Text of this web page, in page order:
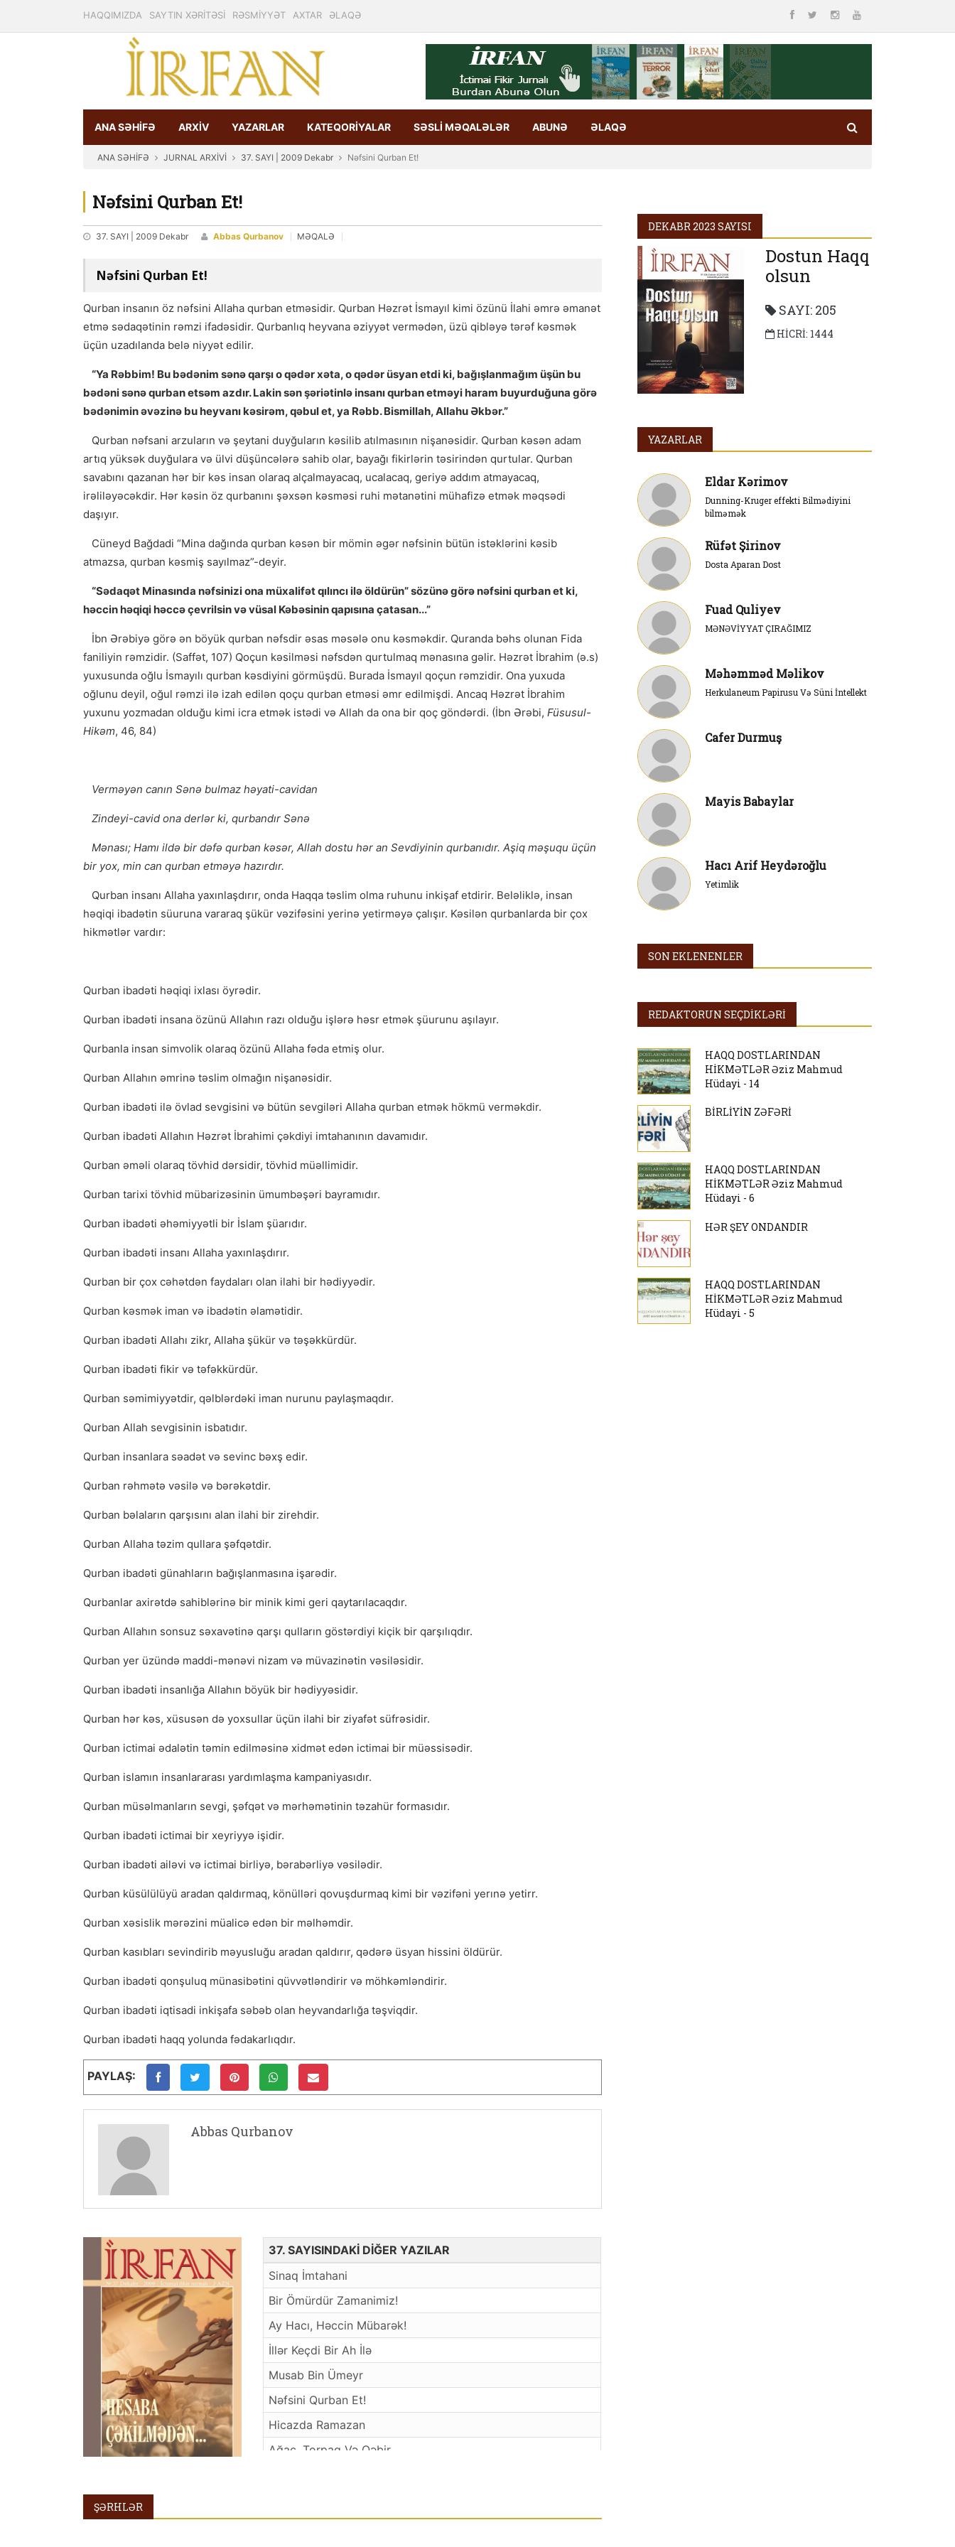
HAQQIMIZDA SAYTIN XƏRİTƏSİ RƏSMİYYƏT AXTAR ƏLAQƏ
ANA SƏHİFƏ ARXİV YAZARLAR KATEQORİYALAR SƏSLİ MƏQALƏLƏR ABUNƏ ƏLAQƏ
ANA SƏHİFƏ JURNAL ARXİVİ 37. SAYI | 2009 Dekabr Nəfsini Qurban Et!
Nəfsini Qurban Et!
37. SAYI | 2009 Dekabr Abbas Qurbanov MƏQALƏ
Nəfsini Qurban Et!
Qurban insanın öz nəfsini Allaha qurban etməsidir. Qurban Həzrət İsmayıl kimi özünü İlahi əmrə əmanət
etmə sədaqətinin rəmzi ifadəsidir. Qurbanlıq heyvana əziyyət vermədən, üzü qibləyə tərəf kəsmək
üçün uzadılanda belə niyyət edilir.
“Ya Rəbbim! Bu bədənim sənə qarşı o qədər xəta, o qədər üsyan etdi ki, bağışlanmağım üşün bu
bədəni sənə qurban etsəm azdır. Lakin sən şəriətinlə insanı qurban etməyi haram buyurduğuna görə
bədənimin əvəzinə bu heyvanı kəsirəm, qəbul et, ya Rəbb. Bismillah, Allahu Əkbər.”
Qurban nəfsani arzuların və şeytani duyğuların kəsilib atılmasının nişanəsidir. Qurban kəsən adam
artıq yüksək duyğulara və ülvi düşüncələrə sahib olar, bayağı fikirlərin təsirindən qurtular. Qurban
savabını qazanan hər bir kəs insan olaraq alçalmayacaq, ucalacaq, geriyə addım atmayacaq,
irəliləyəcəkdir. Hər kəsin öz qurbanını şəxsən kəsməsi ruhi mətanətini mühafizə etmək məqsədi
daşıyır.
Cüneyd Bağdadi “Mina dağında qurban kəsən bir mömin əgər nəfsinin bütün istəklərini kəsib
atmazsa, qurban kəsmiş sayılmaz”-deyir.
“Sədaqət Minasında nəfsinizi ona müxalifət qılıncı ilə öldürün” sözünə görə nəfsini qurban et ki,
həccin həqiqi həccə çevrilsin və vüsal Kəbəsinin qapısına çatasan...”
İbn Ərəbiyə görə ən böyük qurban nəfsdir əsas məsələ onu kəsməkdir. Quranda bəhs olunan Fida
faniliyin rəmzidir. (Saffət, 107) Qoçun kəsilməsi nəfsdən qurtulmaq mənasına gəlir. Həzrət İbrahim (ə.s)
yuxusunda oğlu İsmayılı qurban kəsdiyini görmüşdü. Burada İsmayıl qoçun rəmzidir. Ona yuxuda
oğlunu deyil, oğul rəmzi ilə izah edilən qoçu qurban etməsi əmr edilmişdi. Ancaq Həzrət İbrahim
yuxunu yozmadan olduğu kimi icra etmək istədi və Allah da ona bir qoç göndərdi. (İbn Ərəbi, Füsusul-
Hikəm, 46, 84)
Verməyən canın Sənə bulmaz həyati-cavidan
Zindeyi-cavid ona derlər ki, qurbandır Sənə
Mənası; Hamı ildə bir dəfə qurban kəsər, Allah dostu hər an Sevdiyinin qurbanıdır. Aşiq məşuqu üçün
bir yox, min can qurban etməyə hazırdır.
Qurban insanı Allaha yaxınlaşdırır, onda Haqqa təslim olma ruhunu inkişaf etdirir. Beləliklə, insan
həqiqi ibadətin süuruna vararaq şükür vəzifəsini yerinə yetirməyə çalışır. Kəsilən qurbanlarda bir çox
hikmətlər vardır:
Qurban ibadəti həqiqi ixlası öyrədir.
Qurban ibadəti insana özünü Allahın razı olduğu işlərə həsr etmək şüurunu aşılayır.
Qurbanla insan simvolik olaraq özünü Allaha fəda etmiş olur.
Qurban Allahın əmrinə təslim olmağın nişanəsidir.
Qurban ibadəti ilə övlad sevgisini və bütün sevgiləri Allaha qurban etmək hökmü verməkdir.
Qurban ibadəti Allahın Həzrət İbrahimi çəkdiyi imtahanının davamıdır.
Qurban əməli olaraq tövhid dərsidir, tövhid müəllimidir.
Qurban tarixi tövhid mübarizəsinin ümumbəşəri bayramıdır.
Qurban ibadəti əhəmiyyətli bir İslam şüarıdır.
Qurban ibadəti insanı Allaha yaxınlaşdırır.
Qurban bir çox cəhətdən faydaları olan ilahi bir hədiyyədir.
Qurban kəsmək iman və ibadətin əlamətidir.
Qurban ibadəti Allahı zikr, Allaha şükür və təşəkkürdür.
Qurban ibadəti fikir və təfəkkürdür.
Qurban səmimiyyətdir, qəlblərdəki iman nurunu paylaşmaqdır.
Qurban Allah sevgisinin isbatıdır.
Qurban insanlara səadət və sevinc bəxş edir.
Qurban rəhmətə vəsilə və bərəkətdir.
Qurban bəlaların qarşısını alan ilahi bir zirehdir.
Qurban Allaha təzim qullara şəfqətdir.
Qurban ibadəti günahların bağışlanmasına işarədir.
Qurbanlar axirətdə sahiblərinə bir minik kimi geri qaytarılacaqdır.
Qurban Allahın sonsuz səxavətinə qarşı qulların göstərdiyi kiçik bir qarşılıqdır.
Qurban yer üzündə maddi-mənəvi nizam və müvazinətin vəsiləsidir.
Qurban ibadəti insanlığa Allahın böyük bir hədiyyəsidir.
Qurban hər kəs, xüsusən də yoxsullar üçün ilahi bir ziyafət süfrəsidir.
Qurban ictimai ədalətin təmin edilməsinə xidmət edən ictimai bir müəssisədir.
Qurban islamın insanlararası yardımlaşma kampaniyasıdır.
Qurban müsəlmanların sevgi, şəfqət və mərhəmətinin təzahür formasıdır.
Qurban ibadəti ictimai bir xeyriyyə işidir.
Qurban ibadəti ailəvi və ictimai birliyə, bərabərliyə vəsilədir.
Qurban küsülülüyü aradan qaldırmaq, könülləri qovuşdurmaq kimi bir vəzifəni yerınə yetirr.
Qurban xəsislik mərəzini müalicə edən bir məlhəmdir.
Qurban kasıbları sevindirib məyusluğu aradan qaldırır, qədərə üsyan hissini öldürür.
Qurban ibadəti qonşuluq münasibətini qüvvətləndirir və möhkəmləndirir.
Qurban ibadəti iqtisadi inkişafa səbəb olan heyvandarlığa təşviqdir.
Qurban ibadəti haqq yolunda fədakarlıqdır.
PAYLAŞ:
Abbas Qurbanov
37. SAYISINDAKİ DİĞER YAZILAR
Sinaq İmtahani
Bir Ömürdür Zamanimiz!
Ay Hacı, Həccin Mübarək!
İllər Keçdi Bir Ah İlə
Musab Bin Ümeyr
Nəfsini Qurban Et!
Hicazda Ramazan
Ağac, Torpaq Və Qəbir
ŞƏRHLƏR
DEKABR 2023 SAYISI
Dostun Haqq
olsun
SAYI: 205
HİCRİ: 1444
YAZARLAR
Eldar Kərimov
Dunning-Kruger effekti Bilmədiyini
bilməmək
Rüfət Şirinov
Dosta Aparan Dost
Fuad Quliyev
MƏNƏVİYYAT ÇIRAĞIMIZ
Məhəmməd Məlikov
Herkulaneum Papirusu Və Süni İntellekt
Cafer Durmuş
Mayis Babaylar
Hacı Arif Heydəroğlu
Yetimlik
SON EKLENENLER
REDAKTORUN SEÇDİKLƏRİ
HAQQ DOSTLARINDAN
HİKMƏTLƏR Əziz Mahmud
Hüdayi - 14
BİRLİYİN ZƏFƏRİ
HAQQ DOSTLARINDAN
HİKMƏTLƏR Əziz Mahmud
Hüdayi - 6
HƏR ŞEY ONDANDIR
HAQQ DOSTLARINDAN
HİKMƏTLƏR Əziz Mahmud
Hüdayi - 5